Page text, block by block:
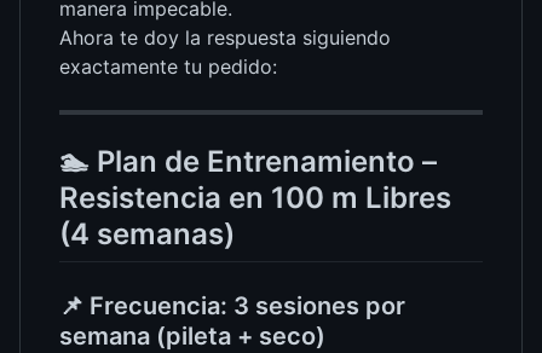
manera impecable.
Ahora te doy la respuesta siguiendo
exactamente tu pedido:
🏊 Plan de Entrenamiento –
Resistencia en 100 m Libres
(4 semanas)
📌 Frecuencia: 3 sesiones por
semana (pileta + seco)